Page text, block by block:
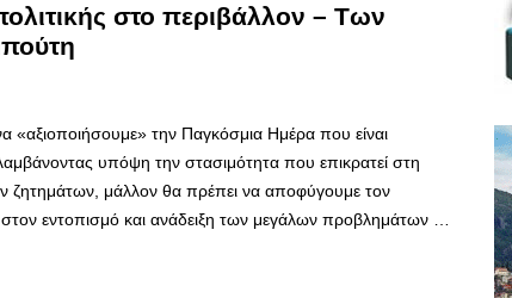
στο περιβάλλον – Των
την Παγκόσμια Ημέρα που είναι
υπόψη την στασιμότητα που επικρατεί στη
μάλλον θα πρέπει να αποφύγουμε τον
εντοπισμό και ανάδειξη των μεγάλων προβλημάτων …